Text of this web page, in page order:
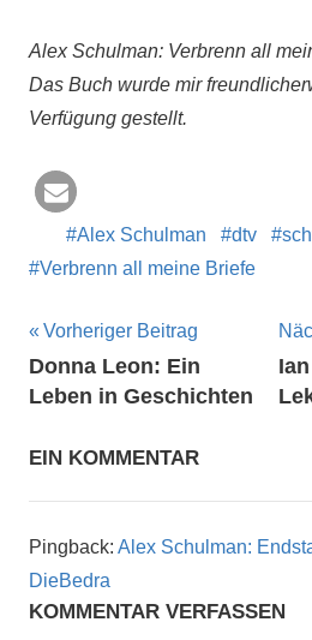
Alex Schulman: Verbrenn all
Das Buch wurde mir
Verfügung gestellt.
Alex Schulman dtv
Verbrenn all meine Briefe
Vorheriger Beitrag
Donna Leon: Ein
Leben in Geschichten
EIN KOMMENTAR
Pingback: Alex Schulman:
DieBedra
KOMMENTAR VERFASSEN